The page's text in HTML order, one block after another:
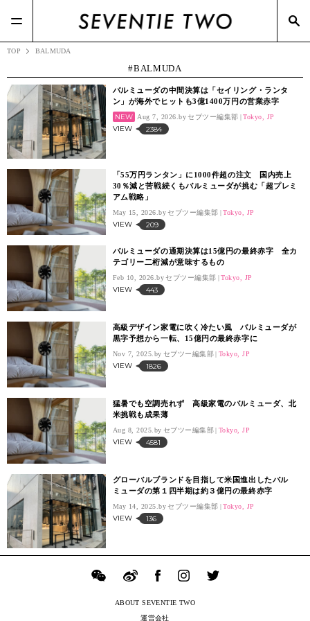
#ポップアップ(3)
#メガネスーパー(2)
TOP BALMUDA
BALMUDA
バルミューダの中間決算は「セイリング・ランタ
ン」が海外でヒットも3億1400万円の営業赤字
NEW Aug 7, 2026. セブツー編集部 Tokyo, JP
VIEW 2384
「55万円ランタン」に1000件超の注文 国内売上
30％減と苦戦続くもバルミューダが挑む「超プレミ
アム戦略」
May 15, 2026. セブツー編集部 Tokyo, JP
VIEW 209
バルミューダの通期決算は15億円の最終赤字 全カ
テゴリー二桁減が意味するもの
Feb 10, 2026. セブツー編集部 Tokyo, JP
VIEW 443
高級デザイン家電に吹く冷たい風 バルミューダが
黒字予想から一転、15億円の最終赤字に
Nov 7, 2025. セブツー編集部 Tokyo, JP
VIEW 1826
猛暑でも空調売れず 高級家電のバルミューダ、北
米挑戦も成果薄
Aug 8, 2025. セブツー編集部 Tokyo, JP
VIEW 4581
グローバルブランドを目指して米国進出したバル
ミューダの第１四半期は約３億円の最終赤字
May 14, 2025. セブツー編集部 Tokyo, JP
VIEW 136
ABOUT SEVENTIE TWO
運営会社